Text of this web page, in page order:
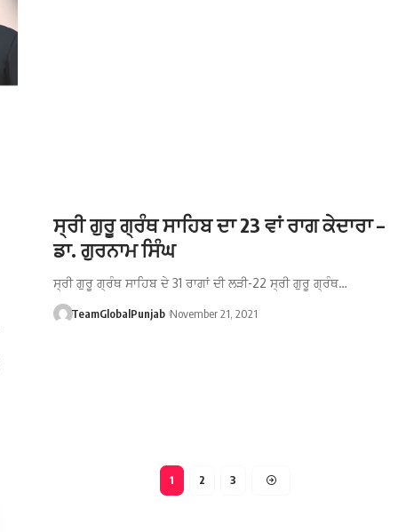
ਸ੍ਰੀ ਗੁਰੂ ਗ੍ਰੰਥ ਸਾਹਿਬ ਦਾ 23 ਵਾਂ ਰਾਗ ਕੇਦਾਰਾ –
ਡਾ. ਗੁਰਨਾਮ ਸਿੰਘ
ਸ੍ਰੀ ਗੁਰੂ ਗ੍ਰੰਥ ਸਾਹਿਬ ਦੇ 31 ਰਾਗਾਂ ਦੀ ਲੜੀ-22 ਸ੍ਰੀ ਗੁਰੂ ਗ੍ਰੰਥ…
TeamGlobalPunjab November 21, 2021
1 2 3